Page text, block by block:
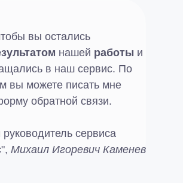
вы остались
нашей работы и
в наш сервис. По
вы можете писать мне
обратной связи.
руководитель сервиса
Михаил Игоревич Каменев